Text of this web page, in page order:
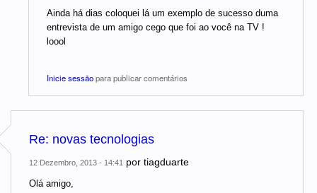
Ainda há dias coloquei lá um exemplo de sucesso duma
entrevista de um amigo cego que foi ao você na TV !
loool
Inicie sessãopara publicar comentários
Re: novas tecnologias
12 Dezembro, 2013 - 14:41 por tiagduarte
Olá amigo,